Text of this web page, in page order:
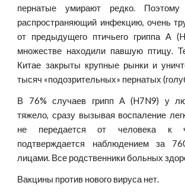
пернатые умирают редко.
распространяющий инфекцию, очень
от предыдущего птичьего гриппа A
множестве находили павшую птицу.
Китае закрыты крупные рынки и
тысяч «подозрительных» пернатых
В 76% случаев грипп A (H7N9) у
тяжело, сразу вызывая воспаление
не передается от человека к
подтверждается наблюдением за
лицами. Все родственники больных
Вакцины против нового вируса нет.